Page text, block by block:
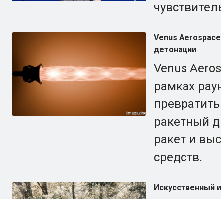
Venus
детонации
Venus
рамках
ракетный
ракет и
средств.
Искусственный